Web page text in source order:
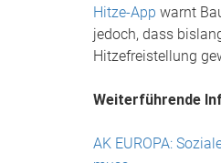
Hitze-App warnt
jedoch, dass
Hitzefreistellung
Weiterführende
AK EUROPA: